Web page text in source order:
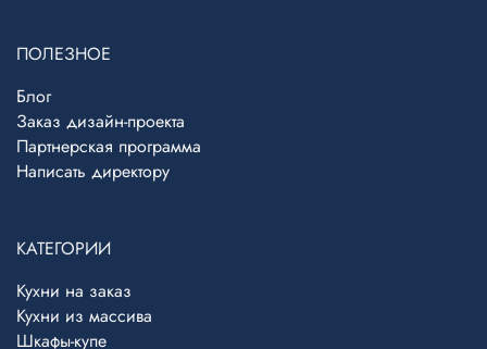
ПОЛЕЗНОЕ
Блог
Заказ дизайн-проекта
Партнерская программа
Написать директору
КАТЕГОРИИ
Кухни на заказ
Кухни из массива
Шкафы-купе